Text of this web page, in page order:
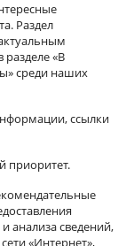
Раздел
«В
среди наших
ссылки
приоритет.
анализа сведений,
«Интернет»,